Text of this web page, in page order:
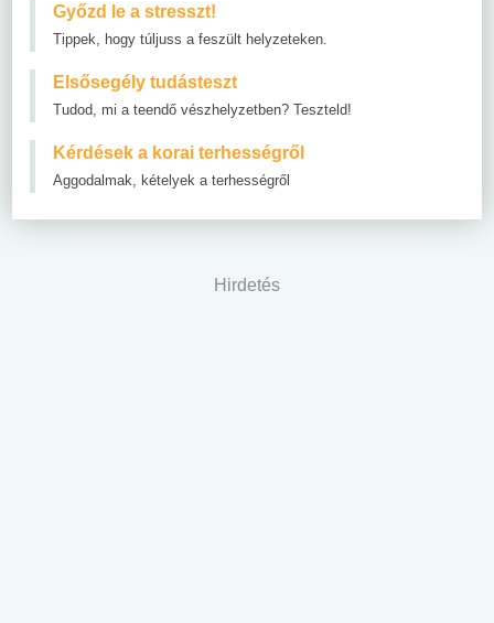
Győzd le a stresszt!
Tippek, hogy túljuss a feszült helyzeteken.
Elsősegély tudásteszt
Tudod, mi a teendő vészhelyzetben? Teszteld!
Kérdések a korai terhességről
Aggodalmak, kételyek a terhességről
Hirdetés